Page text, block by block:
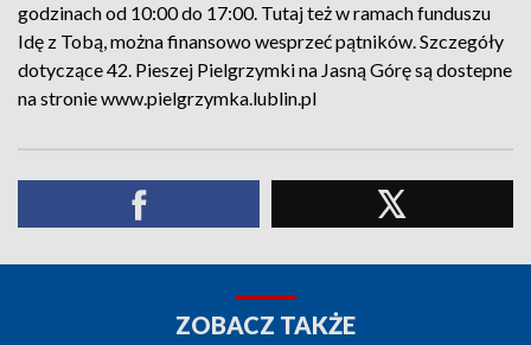
godzinach od 10:00 do 17:00. Tutaj też w ramach funduszu
Idę z Tobą, można finansowo wesprzeć pątników. Szczegóły
dotyczące 42. Pieszej Pielgrzymki na Jasną Górę są dostepne
na stronie www.pielgrzymka.lublin.pl
ZOBACZ TAKŻE